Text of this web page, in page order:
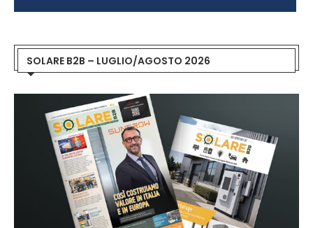
SOLARE B2B – LUGLIO/AGOSTO 2026